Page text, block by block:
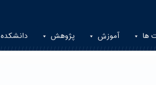
ها آموزش پژوهش